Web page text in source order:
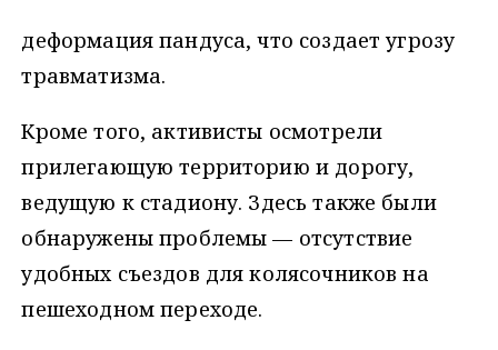
деформация пандуса, что создает угрозу
травматизма.
Кроме того, активисты осмотрели
прилегающую территорию и дорогу,
ведущую к стадиону. Здесь также были
обнаружены проблемы — отсутствие
удобных съездов для колясочников на
пешеходном переходе.